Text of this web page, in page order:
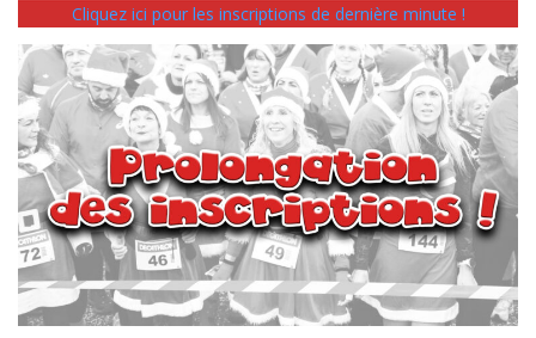
Cliquez ici pour les inscriptions de dernière minute !